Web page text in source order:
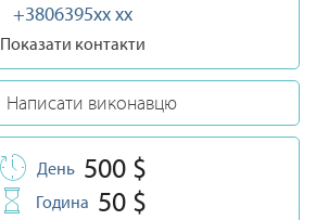
+3806395xx xx
Показати контакти
Написати виконавцю
День 500 $
Година 50 $